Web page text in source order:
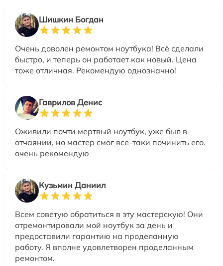
Шишкин Богдан
Очень доволен ремонтом ноутбука! Всё сделали
быстро, и теперь он работает как новый. Цена
тоже отличная. Рекомендую однозначно!
Гаврилов Денис
Оживили почти мертвый ноутбук, уже был в
отчаянии, но мастер смог все-таки починить его.
очень рекомендую
Кузьмин Даниил
Всем советую обратиться в эту мастерскую! Они
отремонтировали мой ноутбук за день и
предоставили гарантию на проделанную
работу. Я вполне удовлетворен проделанным
ремонтом.